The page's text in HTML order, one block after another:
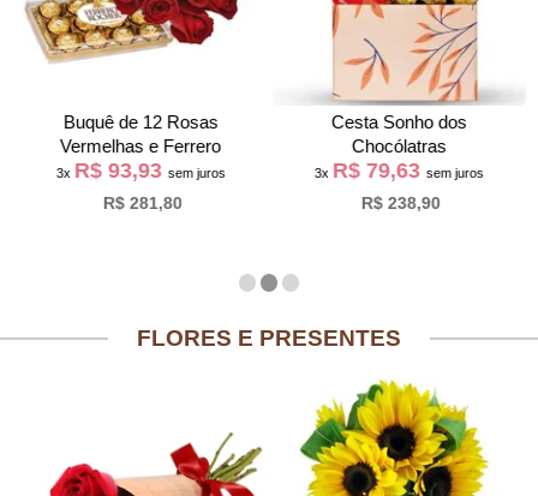
Buquê de 12 Rosas
Vermelhas e Ferrero
3x R$ 93,93 sem juros
R$ 281,80
Cesta Sonho dos
Chocólatras
3x R$ 79,63 sem juros
R$ 238,90
FLORES E PRESENTES